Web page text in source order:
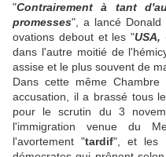
"Contrairement à tant
promesses", a lancé Donald
ovations debout et les "USA,
dans l'autre moitié de
assise et le plus souvent de
Dans cette même
accusation, il a brassé tous
pour le scrutin du 3
l'immigration venue du
l'avortement "tardif", et les